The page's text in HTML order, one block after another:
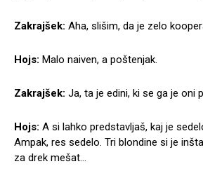
Zakrajšek: Aha, slišim, da je zelo
Hojs: Malo naiven, a poštenjak.
Zakrajšek: Ja, ta je edini, ki se ga je oni
Hojs: A si lahko predstavljaš, kaj je
Ampak, res sedelo. Tri blondine si je
za drek mešat…